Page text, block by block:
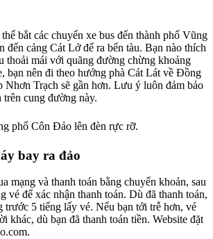
bắt các chuyến xe bus đến thành phố Vũng
đến cảng Cát Lở để ra bến tàu. Bạn nào thích
thoải mái với quãng đường chừng khoảng
bạn nên đi theo hướng phà Cát Lát về Đồng
Nhơn Trạch sẽ gần hơn. Lưu ý luôn đảm bảo
cung đường này.
phố Côn Đảo lên đèn rực rỡ.
bay ra đảo
mạng và thanh toán bằng chuyển khoản, sau
vé để xác nhận thanh toán. Dù đã thanh toán,
trước 5 tiếng lấy vé. Nếu bạn tới trễ hơn, vé
khác, dù bạn đã thanh toán tiền. Website đặt